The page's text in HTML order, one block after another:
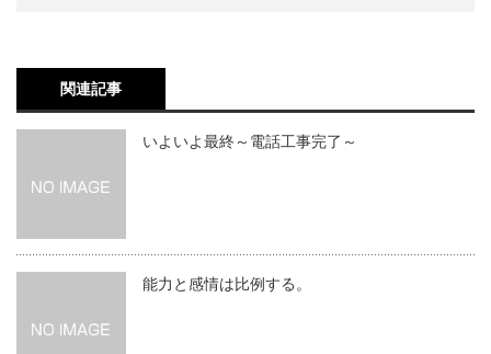
関連記事
いよいよ最終～電話工事完了～
能力と感情は比例する。